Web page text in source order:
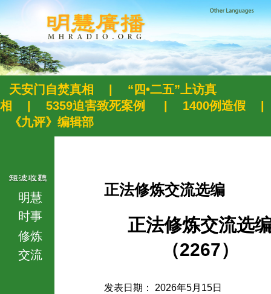
天安门自焚真相
“四•二五”上访真
相
5359迫害致死案例 1400例造假
《九评》编辑部
明慧
时事
修炼
交流
正法修炼交流选编
正法修炼交流选
（2267）
发表日期： 2026年5月15日